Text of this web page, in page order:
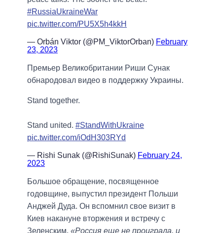
#RussiaUkraineWar
pic.twitter.com/PU5X5h4kkH
— Orbán Viktor (@PM_ViktorOrban) February
23, 2023
Премьер Великобритании Риши Сунак
обнародовал видео в поддержку Украины.
Stand together.
Stand united. #StandWithUkraine
pic.twitter.com/iOdH303RYd
— Rishi Sunak (@RishiSunak) February 24,
2023
Большое обращение, посвященное
годовщине, выпустил президент Польши
Анджей Дуда. Он вспомнил свое визит в
Киев накануне вторжения и встречу с
Зеленским. «Россия еще не проиграла, и